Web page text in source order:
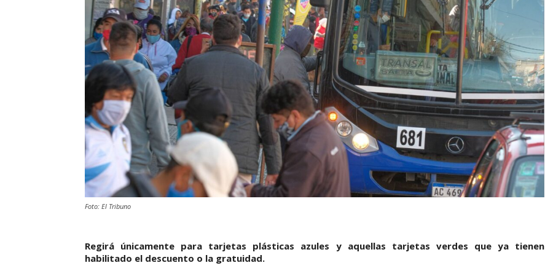
Foto: El Tribuno
Regirá únicamente para tarjetas plásticas azules y aquellas tarjetas verdes que ya tienen
habilitado el descuento o la gratuidad.